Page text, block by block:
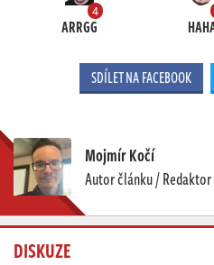
4
ARRGG
SDÍLET NA FACEBOOK
Mojmír Kočí
Autor článku / Redaktor
DISKUZE